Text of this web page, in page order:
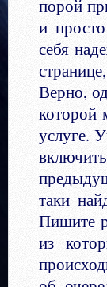
порой
и
себя
Верно,
которой
услуге.
таки
Пишите
из